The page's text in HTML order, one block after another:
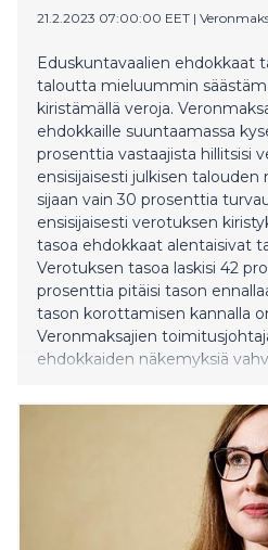
21.2.2023 07:00:00 EET |
Eduskuntavaalien ehdokkaat
taloutta mieluummin
kiristämällä veroja.
ehdokkaille suuntaamassa
prosenttia vastaajista hillitsisi
ensisijaisesti julkisen talouden
sijaan vain 30 prosenttia
ensisijaisesti verotuksen
tasoa ehdokkaat alentaisivat
Verotuksen tasoa laskisi 42
prosenttia pitäisi tason
tason korottamisen kannalla
Veronmaksajien
ehdokkaiden näkemyksiä
yleinen ankaruus Suomessa
sillä ehdokkaiden valtaosa on
kiristämään yleisesti
toteaa. - Tätä taustaa vasten
että selkeä enemmistö eh